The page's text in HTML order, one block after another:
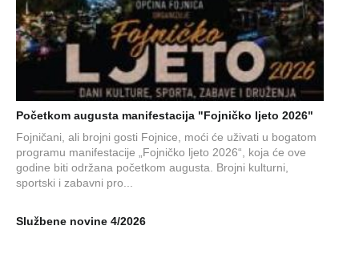
Početkom augusta manifestacija "Fojničko ljeto 2026"
Fojničani, ali brojni gosti Fojnice, moći će uživati u bogatom
programu manifestacije „Fojničko ljeto 2026“, koja će ove
godine biti održana početkom augusta. Brojni kulturni,
sportski i zabavni pro...
Službene novine 4/2026